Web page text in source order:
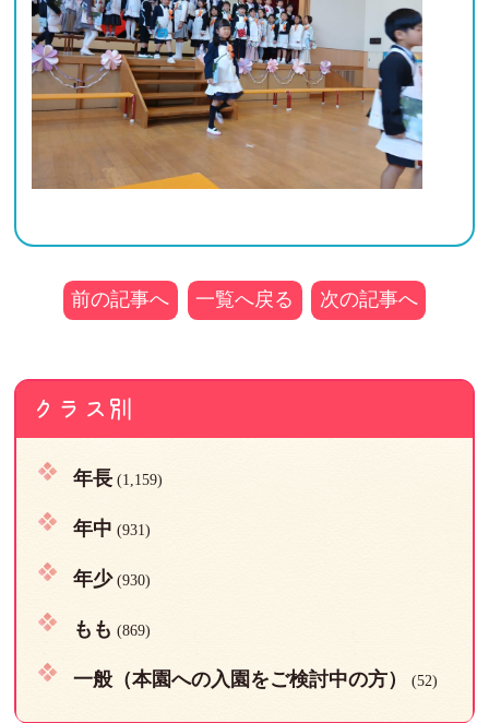
前の記事へ 一覧へ戻る 次の記事へ
クラス別
年長(1,159)
年中 (931)
年少(930)
もも (869)
一般（本園への入園をご検討中の方） (52)